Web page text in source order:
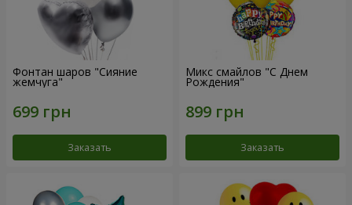
Фонтан шаров "Сияние
жемчуга"
Заказать
Микс смайлов "C Днем
Рождения"
Заказать